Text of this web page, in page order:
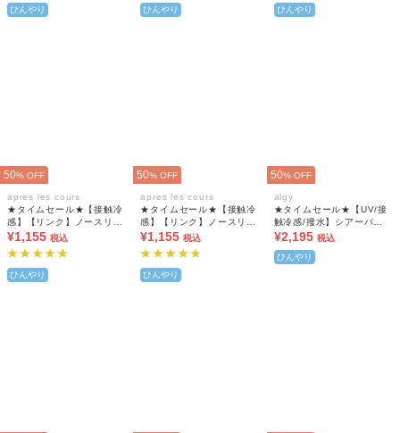
ひんやり ひんやり ひんやり
50% OFF
apres les cours
★タイムセール★【接触冷
感】【リンク】ノースリー
ブプリーツナンバリングワ
ンピース
¥1,155 税込
ひんやり
50% OFF
apres les cours
★タイムセール★【接触冷
感】【リンク】ノースリー
ブプリーツナンバリングワ
ンピース
¥1,155 税込
ひんやり
50% OFF
algy
★タイムセール★【UV/接
触冷感/撥水】シアーパー
カー
¥2,195 税込
ひんやり